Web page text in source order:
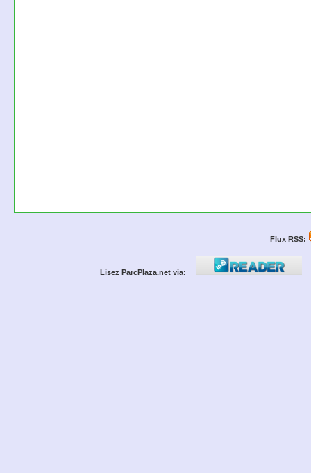
Flux RSS:
Lisez ParcPlaza.net via: